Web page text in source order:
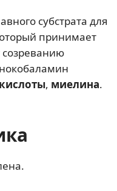
субстрата для
принимает
созреванию
, миелина.